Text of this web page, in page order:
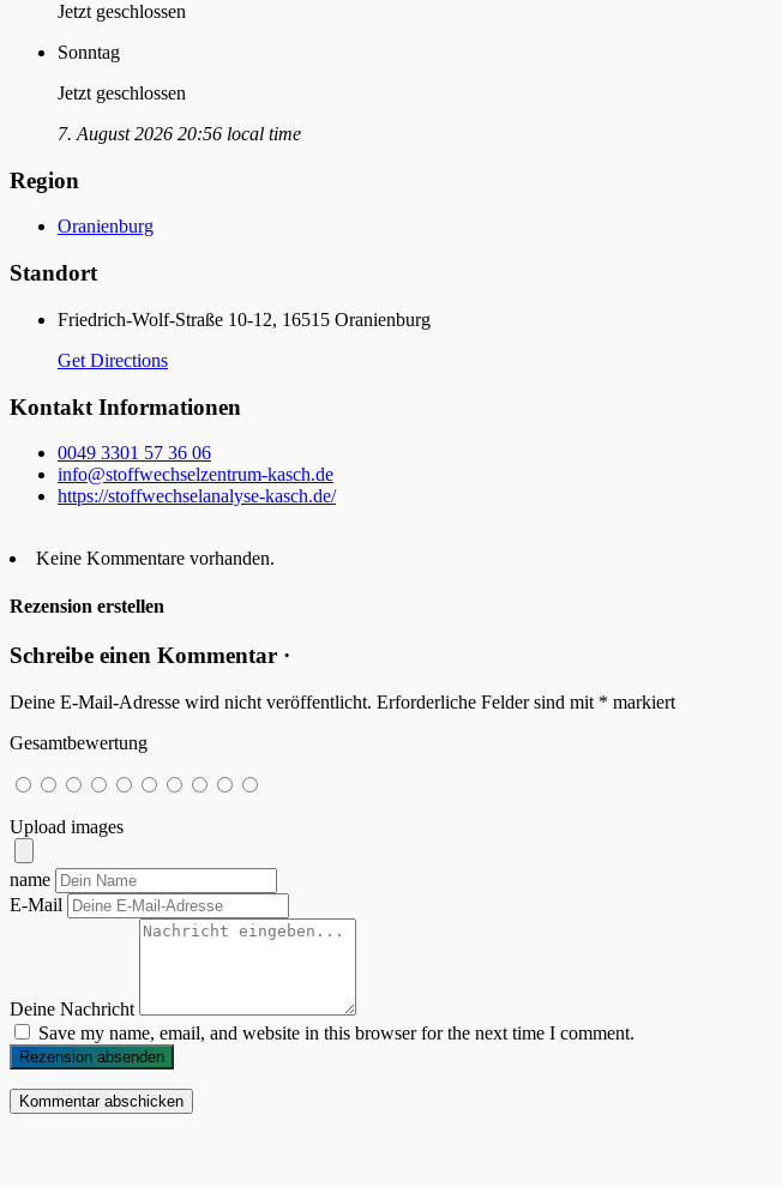
Jetzt geschlossen
Sonntag
Jetzt geschlossen
7. August 2026 20:56 local time
Region
Oranienburg
Standort
Friedrich-Wolf-Straße 10-12, 16515 Oranienburg
Get Directions
Kontakt Informationen
0049 3301 57 36 06
info@stoffwechselzentrum-kasch.de
https://stoffwechselanalyse-kasch.de/
Keine Kommentare vorhanden.
Rezension erstellen
Schreibe einen Kommentar ·
Deine E-Mail-Adresse wird nicht veröffentlicht. Erforderliche Felder sind mit * markiert
Gesamtbewertung
Upload images
name
E-Mail
Deine Nachricht
Save my name, email, and website in this browser for the next time I comment.
Rezension absenden